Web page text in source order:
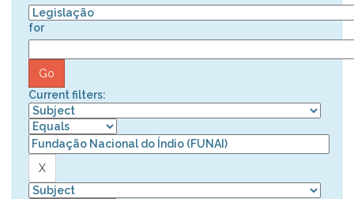
for
Current filters: